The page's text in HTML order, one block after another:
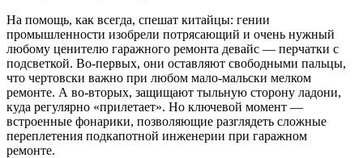
На помощь, как всегда, спешат китайцы: гении
промышленности изобрели потрясающий и очень нужный
любому ценителю гаражного ремонта девайс — перчатки с
подсветкой. Во-первых, они оставляют свободными пальцы,
что чертовски важно при любом мало-мальски мелком
ремонте. А во-вторых, защищают тыльную сторону ладони,
куда регулярно «прилетает». Но ключевой момент —
встроенные фонарики, позволяющие разглядеть сложные
переплетения подкапотной инженерии при гаражном
ремонте.